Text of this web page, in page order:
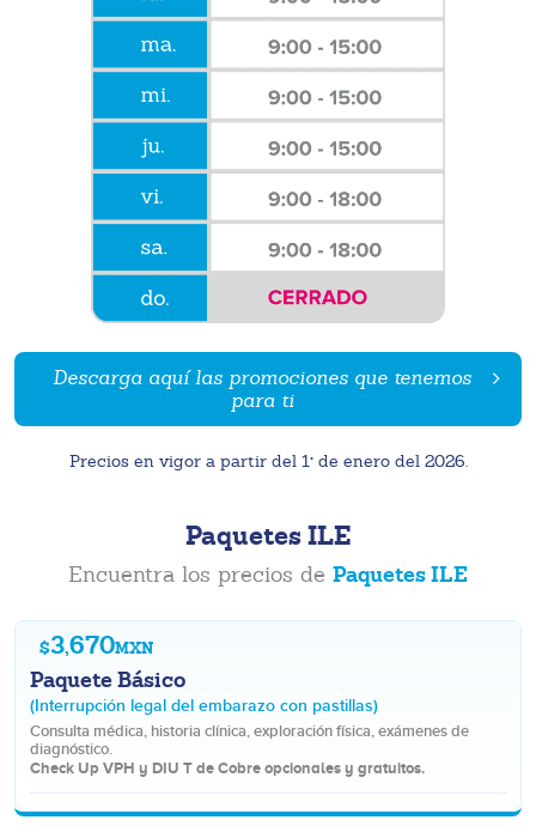
Descarga aquí las promociones que tenemos
para ti
Precios en vigor a partir del 1° de enero del 2026.
Paquetes ILE
Encuentra los precios de Paquetes ILE
Paquete Básico
(Interrupción legal del embarazo con pastillas)
Consulta médica, historia clínica, exploración física, exámenes de
diagnóstico.
Check Up VPH y DIU T de Cobre opcionales y gratuitos.
$3,670MXN